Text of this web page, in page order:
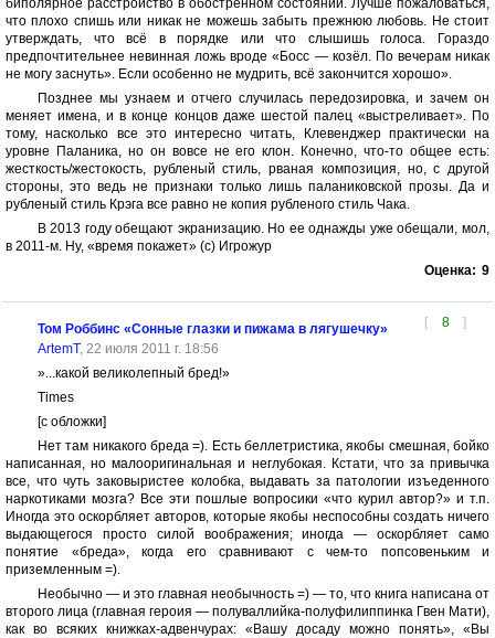
биполярное расстройство в обострённом состоянии. Лучше пожаловаться,
что плохо спишь или никак не можешь забыть прежнюю любовь. Не стоит
утверждать, что всё в порядке или что слышишь голоса. Гораздо
предпочтительнее невинная ложь вроде «Босс — козёл. По вечерам никак
не могу заснуть». Если особенно не мудрить, всё закончится хорошо».
Позднее мы узнаем и отчего случилась передозировка, и зачем он
меняет имена, и в конце концов даже шестой палец «выстреливает». По
тому, насколько все это интересно читать, Клевенджер практически на
уровне Паланика, но он вовсе не его клон. Конечно, что-то общее есть:
жесткость/жестокость, рубленый стиль, рваная композиция, но, с другой
стороны, это ведь не признаки только лишь паланиковской прозы. Да и
рубленый стиль Крэга все равно не копия рубленого стиль Чака.
В 2013 году обещают экранизацию. Но ее однажды уже обещали, мол,
в 2011-м. Ну, «время покажет» (с) Игрожур
Оценка: 9
[ 8 ]
Том Роббинс «Сонные глазки и пижама в лягушечку»
ArtemT, 22 июля 2011 г. 18:56
»...какой великолепный бред!»
Times
[с обложки]
Нет там никакого бреда =). Есть беллетристика, якобы смешная, бойко
написанная, но малооригинальная и неглубокая. Кстати, что за привычка
все, что чуть заковыристее колобка, выдавать за патологии изъеденного
наркотиками мозга? Все эти пошлые вопросики «что курил автор?» и т.п.
Иногда это оскорбляет авторов, которые якобы неспособны создать ничего
выдающегося просто силой воображения; иногда — оскорбляет само
понятие «бреда», когда его сравнивают с чем-то попсовеньким и
приземленным =).
Необычно — и это главная необычность =) — то, что книга написана от
второго лица (главная героия — полуваллийка-полуфилиппинка Гвен Мати),
как во всяких книжках-адвенчурах: «Вашу досаду можно понять», «Вы